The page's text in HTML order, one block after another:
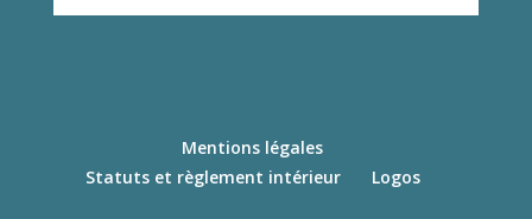
Mentions légales
Statuts et règlement intérieur
Logos